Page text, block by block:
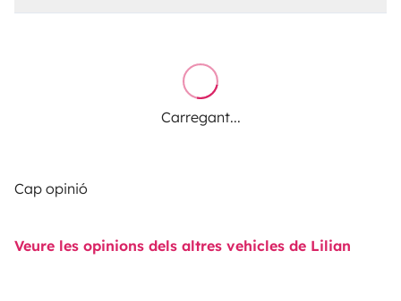
Carregant...
Cap opinió
Veure les opinions dels altres vehicles de Lilian